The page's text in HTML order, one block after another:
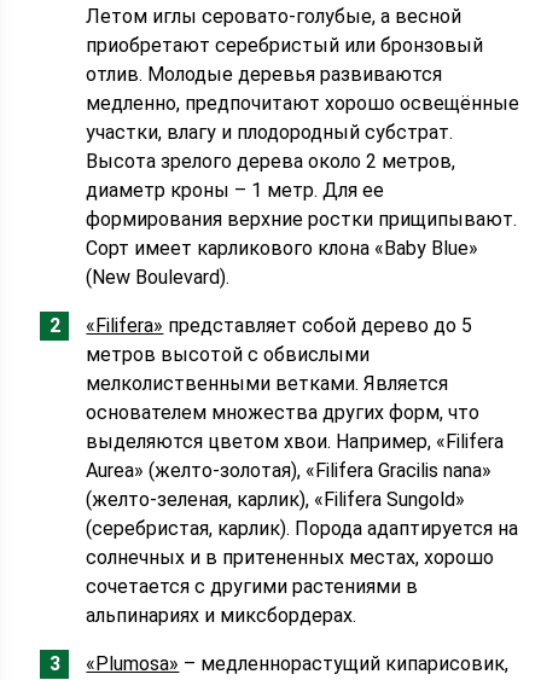
Летом иглы серовато-голубые, а весной
приобретают серебристый или бронзовый
отлив. Молодые деревья развиваются
медленно, предпочитают хорошо освещённые
участки, влагу и плодородный субстрат.
Высота зрелого дерева около 2 метров,
диаметр кроны – 1 метр. Для ее
формирования верхние ростки прищипывают.
Сорт имеет карликового клона «Baby Blue»
(New Boulevard).
«Filifera» представляет собой дерево до 5
метров высотой с обвислыми
мелколиственными ветками. Является
основателем множества других форм, что
выделяются цветом хвои. Например, «Filifera
Aurea» (желто-золотая), «Filifera Gracilis nana»
(желто-зеленая, карлик), «Filifera Sungold»
(серебристая, карлик). Порода адаптируется на
солнечных и в притененных местах, хорошо
сочетается с другими растениями в
альпинариях и миксбордерах.
«Plumosa» – медленнорастущий кипарисовик,